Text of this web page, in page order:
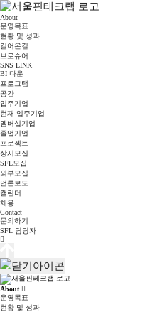
About
운영목표
현황 및 성과
걸어온길
브로슈어
SNS LINK
BI 다운
프로그램
공간
입주기업
현재 입주기업
멤버십기업
졸업기업
프로젝트
상시모집
SFL모집
외부모집
언론보도
캘린더
채용
Contact
문의하기
SFL 담당자
About
운영목표
현황 및 성과